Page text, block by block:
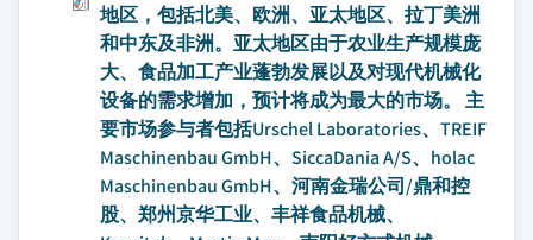
地区，包括北美、欧洲、亚太地区、拉丁美洲
和中东及非洲。亚太地区由于农业生产规模庞
大、食品加工产业蓬勃发展以及对现代机械化
设备的需求增加，预计将成为最大的市场。 主
要市场参与者包括Urschel Laboratories、TREIF
Maschinenbau GmbH、SiccaDania A/S、holac
Maschinenbau GmbH、河南金瑞公司/鼎和控
股、郑州京华工业、丰祥食品机械、